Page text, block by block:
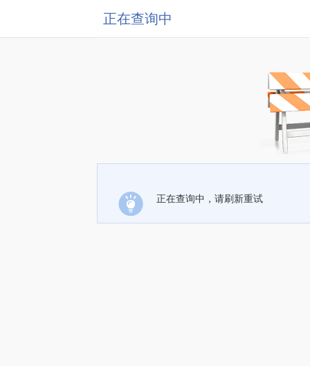
正在查询中
正在查询中，请刷新重试